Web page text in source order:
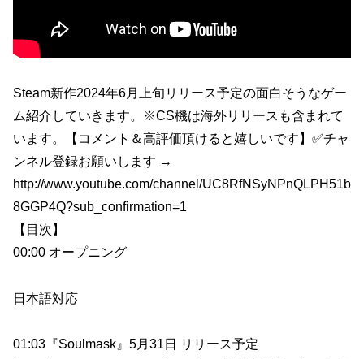
Steam新作2024年6月上旬リリース予定の面白そうなゲー
ム紹介していきます。※CS機は海外リリースも含まれて
います。【コメント＆高評価頂けると嬉しいです】✅チャ
ンネル登録お願いします →
http://www.youtube.com/channel/UC8RfNSyNPnQLPH51b
8GGP4Q?sub_confirmation=1
【目次】
00:00 オープニング
日本語対応
01:03『Soulmask』5月31日 リリース予定